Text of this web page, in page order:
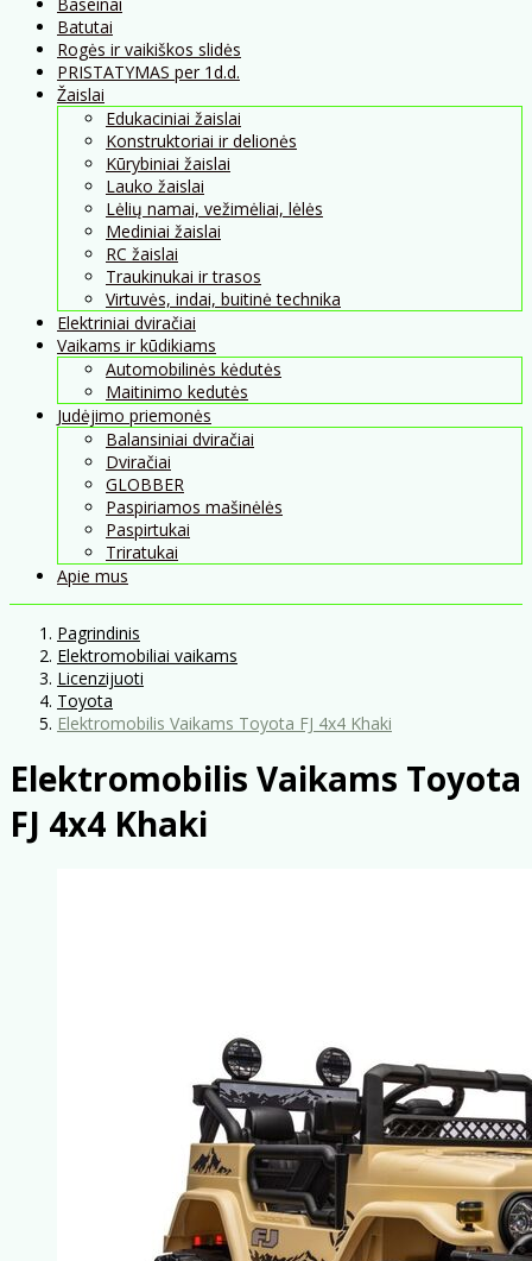
Batutai
Rogės ir vaikiškos slidės
PRISTATYMAS per 1d.d.
Žaislai
Edukaciniai žaislai
Konstruktoriai ir delionės
Kūrybiniai žaislai
Lauko žaislai
Lėlių namai, vežimėliai, lėlės
Mediniai žaislai
RC žaislai
Traukinukai ir trasos
Virtuvės, indai, buitinė technika
Elektriniai dviračiai
Vaikams ir kūdikiams
Automobilinės kėdutės
Maitinimo kedutės
Judėjimo priemonės
Balansiniai dviračiai
Dviračiai
GLOBBER
Paspiriamos mašinėlės
Paspirtukai
Triratukai
Apie mus
Pagrindinis
Elektromobiliai vaikams
Licenzijuoti
Toyota
Elektromobilis Vaikams Toyota FJ 4x4 Khaki
Elektromobilis Vaikams Toyota
FJ 4x4 Khaki